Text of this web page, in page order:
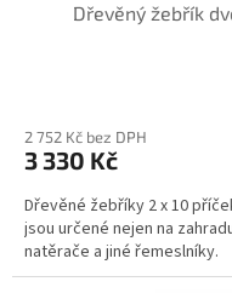
Dřevěný žebřík
2 752 Kč bez DPH
3 330 Kč
Dřevěné žebříky 2 x 10
jsou určené nejen na
natěrače a jiné řemeslníky.